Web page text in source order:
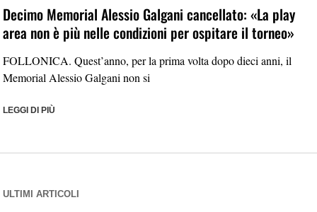
Decimo Memorial Alessio Galgani cancellato: «La play
area non è più nelle condizioni per ospitare il torneo»
FOLLONICA. Quest’anno, per la prima volta dopo dieci anni, il
Memorial Alessio Galgani non si
LEGGI DI PIÙ
ULTIMI ARTICOLI